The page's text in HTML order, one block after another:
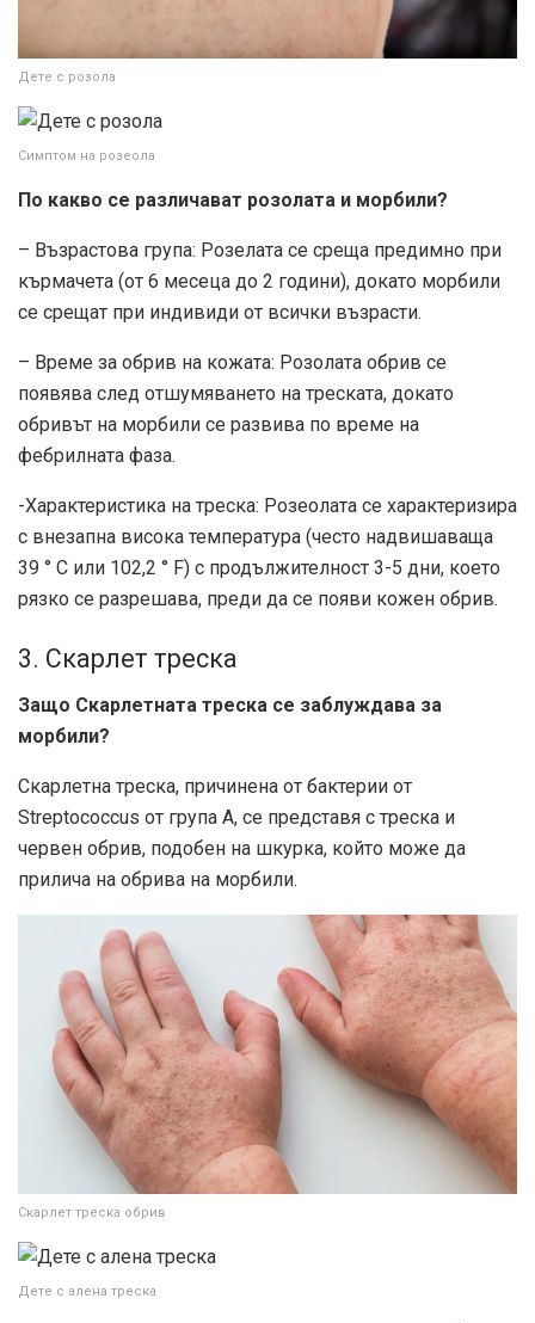
Дете с розола
Симптом на розеола
По какво се различават розолата и морбили?
– Възрастова група: Розелата се среща предимно при
кърмачета (от 6 месеца до 2 години), докато морбили
се срещат при индивиди от всички възрасти.
– Време за обрив на кожата: Розолата обрив се
появява след отшумяването на треската, докато
обривът на морбили се развива по време на
фебрилната фаза.
-Характеристика на треска: Розеолата се характеризира
с внезапна висока температура (често надвишаваща
39 ° C или 102,2 ° F) с продължителност 3-5 дни, което
рязко се разрешава, преди да се появи кожен обрив.
3. Скарлет треска
Защо Скарлетната треска се заблуждава за
морбили?
Скарлетна треска, причинена от бактерии от
Streptococcus от група А, се представя с треска и
червен обрив, подобен на шкурка, който може да
прилича на обрива на морбили.
Скарлет треска обрив
Дете с алена треска